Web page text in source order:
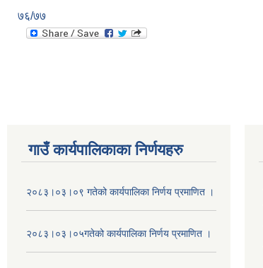
७६/७७
गाउँ कार्यपालिकाका निर्णयहरु
२०८३।०३।०९ गतेको कार्यपालिका निर्णय प्रमाणित ।
२०८३।०३।०५गतेको कार्यपालिका निर्णय प्रमाणित ।